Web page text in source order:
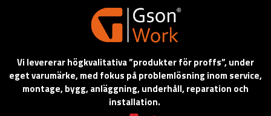
Vi levererar högkvalitativa ”produkter för proffs”, under
eget varumärke, med fokus på problemlösning inom service,
montage, bygg, anläggning, underhåll, reparation och
installation.